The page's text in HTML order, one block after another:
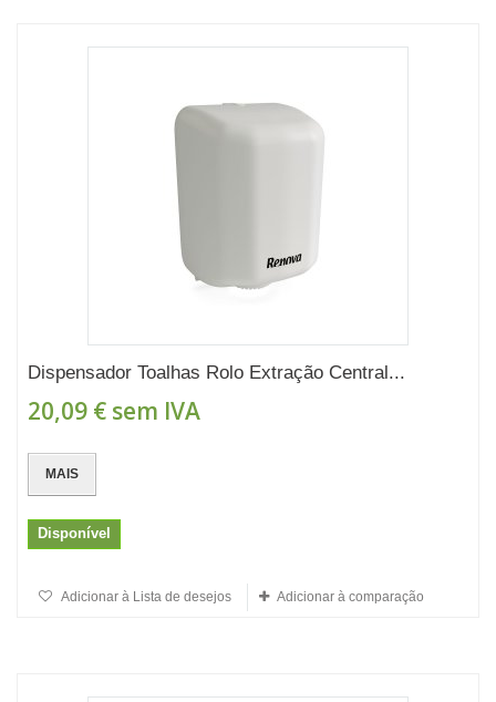
Dispensador Toalhas Rolo Extração Central...
20,09 € sem IVA
MAIS
Disponível
Adicionar à Lista de desejos Adicionar à comparação